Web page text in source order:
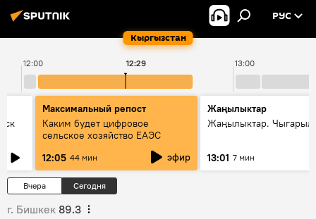
Кыргызстан
РУС
12:00 13:00
12:29
Максимальный репост
Каким будет цифровое
сельское хозяйство ЕАЭС
12:05 44 мин эфир
Жаңылыктар
Жаңылыктар.
13:01 7 мин
Вчера Сегодня
г. Бишкек 89.3